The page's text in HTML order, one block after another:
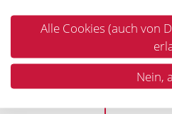
1220 Wien,
38
Alle Cookies (auch von
Nein,